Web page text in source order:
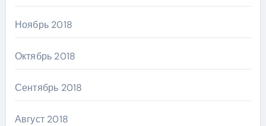
Ноябрь 2018
Октябрь 2018
Сентябрь 2018
Август 2018